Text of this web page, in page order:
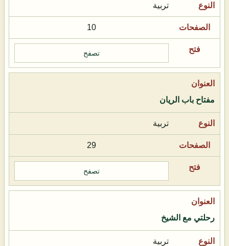
تربية
10
تصفح
مفتاح باب الريان
تربية
29
تصفح
رحلتي مع الشيخ
تربية